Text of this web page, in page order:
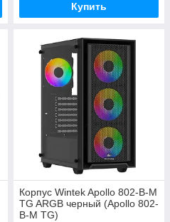
Купить
Корпус Wintek Apollo 802-B-M
TG ARGB черный (Apollo 802-
B-M TG)